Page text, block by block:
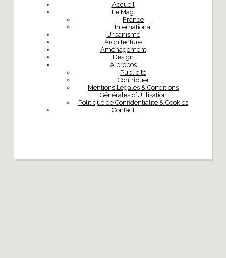
Accueil
Le Mag’
France
International
Urbanisme
Architecture
Aménagement
Design
À propos
Publicité
Contribuer
Mentions Légales & Conditions
Générales d’Utilisation
Politique de Confidentialité & Cookies
Contact